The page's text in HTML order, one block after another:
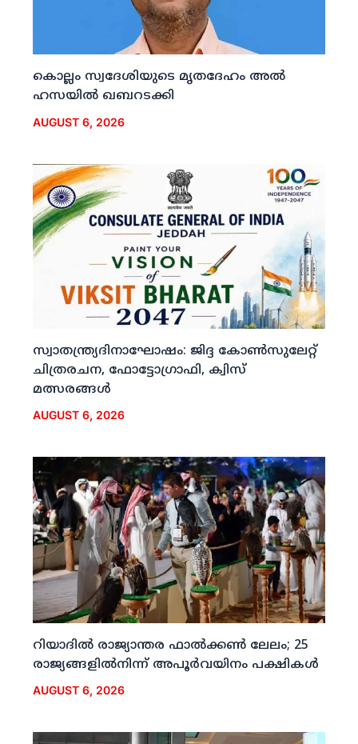
കൊല്ലം സ്വദേശിയുടെ മൃതദേഹം അല്‍
ഹസയില്‍ ഖബറടക്കി
AUGUST 6, 2026
സ്വാതന്ത്ര്യദിനാഘോഷം: ജിദ്ദ കോണ്‍സുലേറ്റ്
ചിത്രരചന, ഫോട്ടോഗ്രാഫി, ക്വിസ്
മത്സരങ്ങള്‍
AUGUST 6, 2026
റിയാദില്‍ രാജ്യാന്തര ഫാല്‍ക്കണ്‍ ലേലം; 25
രാജ്യങ്ങളില്‍നിന്ന് അപൂര്‍വയിനം പക്ഷികള്‍
AUGUST 6, 2026